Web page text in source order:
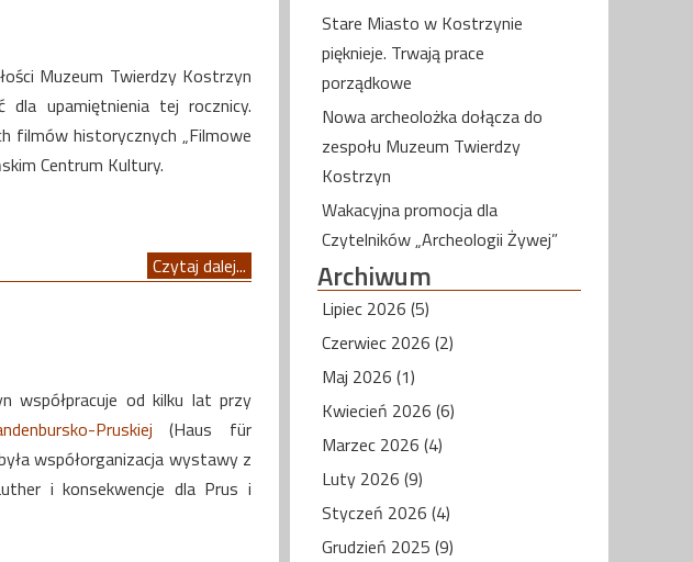
Muzeum Twierdzy Kostrzyn
dla upamiętnienia tej rocznicy.
filmów historycznych „Filmowe
Centrum Kultury.
Czytaj dalej...
współpracuje od kilku lat przy
Pruskiej(Haus für
współorganizacja wystawy z
i konsekwencje dla Prus i
Stare Miasto w Kostrzynie
pięknieje. Trwają prace
porządkowe
Nowa archeolożka dołącza do
zespołu Muzeum Twierdzy
Kostrzyn
Wakacyjna promocja dla
Czytelników „Archeologii Żywej”
Archiwum
Lipiec 2026 (5)
Czerwiec 2026 (2)
Maj 2026 (1)
Kwiecień 2026 (6)
Marzec 2026 (4)
Luty 2026 (9)
Styczeń 2026 (4)
Grudzień 2025 (9)